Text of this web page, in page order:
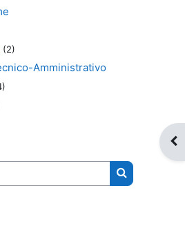
(2)
Amministrativo
Cerca corsi